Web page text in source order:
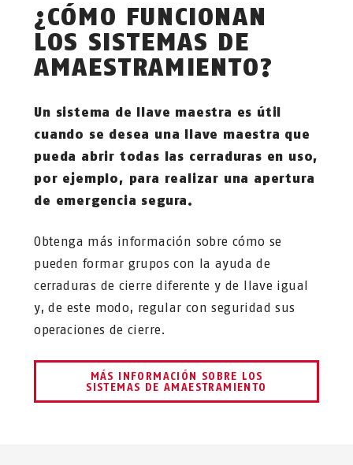
¿CÓMO FUNCIONAN
LOS SISTEMAS DE
AMAESTRAMIENTO?
Un sistema de llave maestra es útil
cuando se desea una llave maestra que
pueda abrir todas las cerraduras en uso,
por ejemplo, para realizar una apertura
de emergencia segura.
Obtenga más información sobre cómo se
pueden formar grupos con la ayuda de
cerraduras de cierre diferente y de llave igual
y, de este modo, regular con seguridad sus
operaciones de cierre.
MÁS INFORMACIÓN SOBRE LOS
SISTEMAS DE AMAESTRAMIENTO